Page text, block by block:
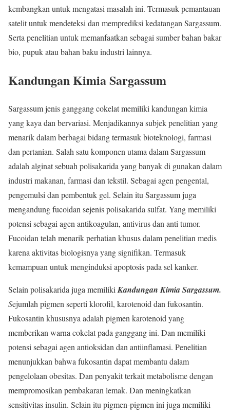
kembangkan untuk mengatasi masalah ini. Termasuk pemantauan
satelit untuk mendeteksi dan memprediksi kedatangan Sargassum.
Serta penelitian untuk memanfaatkan sebagai sumber bahan bakar
bio, pupuk atau bahan baku industri lainnya.
Kandungan Kimia Sargassum
Sargassum jenis ganggang cokelat memiliki kandungan kimia
yang kaya dan bervariasi. Menjadikannya subjek penelitian yang
menarik dalam berbagai bidang termasuk bioteknologi, farmasi
dan pertanian. Salah satu komponen utama dalam Sargassum
adalah alginat sebuah polisakarida yang banyak di gunakan dalam
industri makanan, farmasi dan tekstil. Sebagai agen pengental,
pengemulsi dan pembentuk gel. Selain itu Sargassum juga
mengandung fucoidan sejenis polisakarida sulfat. Yang memiliki
potensi sebagai agen antikoagulan, antivirus dan anti tumor.
Fucoidan telah menarik perhatian khusus dalam penelitian medis
karena aktivitas biologisnya yang signifikan. Termasuk
kemampuan untuk menginduksi apoptosis pada sel kanker.
Selain polisakarida juga memilikiKandungan Kimia Sargassum.
Sejumlah pigmen seperti klorofil, karotenoid dan fukosantin.
Fukosantin khususnya adalah pigmen karotenoid yang
memberikan warna cokelat pada ganggang ini. Dan memiliki
potensi sebagai agen antioksidan dan antiinflamasi. Penelitian
menunjukkan bahwa fukosantin dapat membantu dalam
pengelolaan obesitas. Dan penyakit terkait metabolisme dengan
mempromosikan pembakaran lemak. Dan meningkatkan
sensitivitas insulin. Selain itu pigmen-pigmen ini juga memiliki